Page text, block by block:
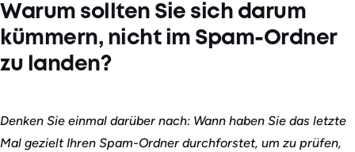
Warum sollten Sie sich darum
kümmern, nicht im Spam-Ordner
zu landen?
Denken Sie einmal darüber nach: Wann haben Sie das letzte
Mal gezielt Ihren Spam-Ordner durchforstet, um zu prüfen,